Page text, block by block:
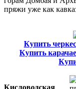
пряжи уже как
Купить
Купить
Кисловодская